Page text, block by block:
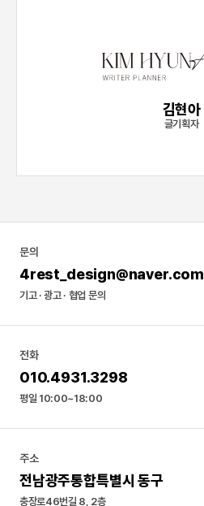
김현아
글기획자
문의
4rest_design@naver.com
기고 · 광고 · 협업 문의
전화
010.4931.3298
평일 10:00~18:00
주소
전남광주통합특별시 동구
충장로46번길 8, 2층